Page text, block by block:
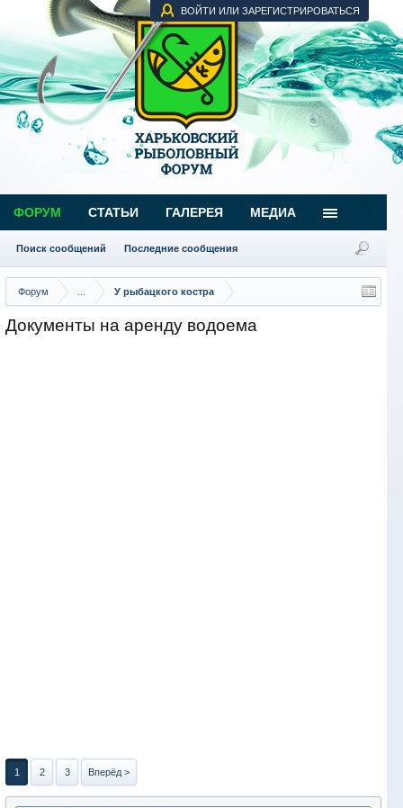
ВОЙТИ ИЛИ ЗАРЕГИСТРИРОВАТЬСЯ
Форум У рыбацкого костра
Документы на аренду водоема
1 2 3 Вперёд >
ФОРУМ
Поиск сообщений Последние сообщения
СТАТЬИ ГАЛЕРЕЯ МЕДИА